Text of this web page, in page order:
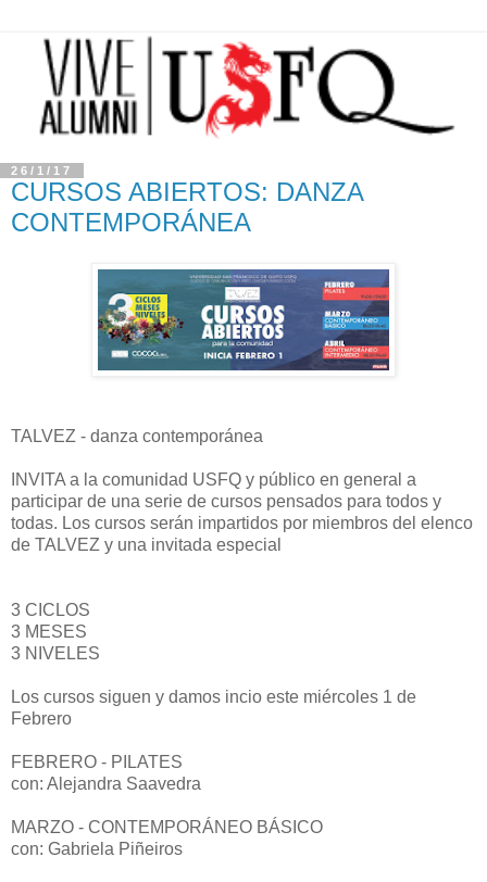
26/1/17
CURSOS ABIERTOS: DANZA
CONTEMPORÁNEA
TALVEZ - danza contemporánea
INVITA a la comunidad USFQ y público en general a
participar de una serie de cursos pensados para todos y
todas. Los cursos serán impartidos por miembros del elenco
de TALVEZ y una invitada especial
3 CICLOS
3 MESES
3 NIVELES
Los cursos siguen y damos incio este miércoles 1 de
Febrero
FEBRERO - PILATES
con: Alejandra Saavedra
MARZO - CONTEMPORÁNEO BÁSICO
con: Gabriela Piñeiros